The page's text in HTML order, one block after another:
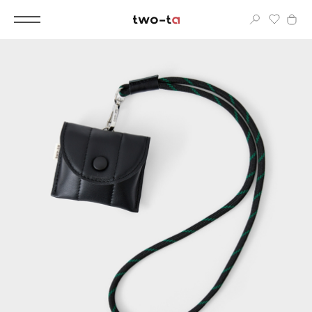
Корпоративным клиентам
Дополнительные услуги
Новинки